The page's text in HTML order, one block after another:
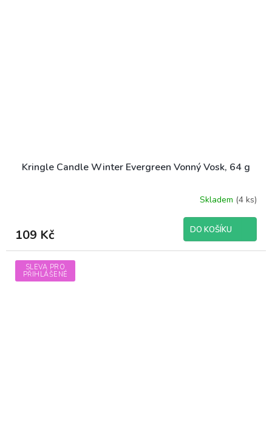
Kringle Candle Winter Evergreen Vonný Vosk, 64 g
Skladem (4 ks)
109 Kč DO KOŠÍKU
SLEVA PRO
PŘIHLÁŠENÉ